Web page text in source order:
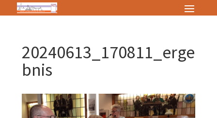
20240613_170811_erge
bnis